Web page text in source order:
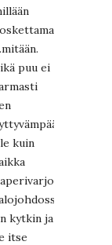
puu ei
kuin
kytkin ja
itse